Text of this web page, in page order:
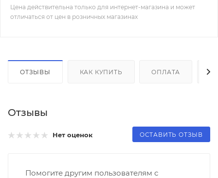
Цена действительна только для интернет-магазина и может
отличаться от цен в розничных магазинах
ОТЗЫВЫ КАК КУПИТЬ ОПЛАТА
Отзывы
Нет оценок ОСТАВИТЬ ОТЗЫВ
Помогите другим пользователям с